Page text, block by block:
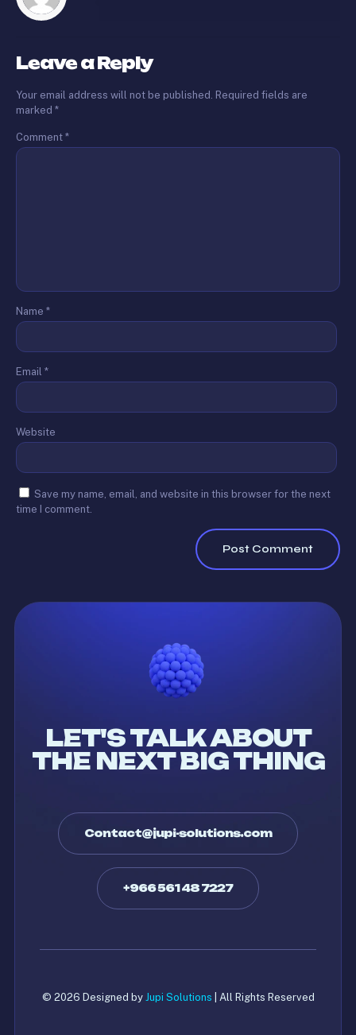
Leave a Reply
Your email address will not be published. Required fields are
marked *
Comment *
Name *
Email *
Website
Save my name, email, and website in this browser for the next
time I comment.
LET'S TALK ABOUT
THE NEXT BIG THING
Contact@jupi-solutions.com
+966 561 48 7227
© 2026 Designed by Jupi Solutions | All Rights Reserved